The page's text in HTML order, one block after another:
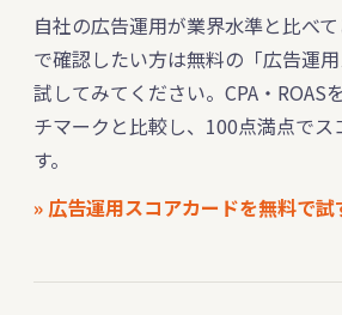
自社の広告運用が業界水準と比べ
で確認したい方は無料の「広告運
試してみてください。CPA・
チマークと比較し、100点満点でス
す。
» 広告運用スコアカードを無料で試